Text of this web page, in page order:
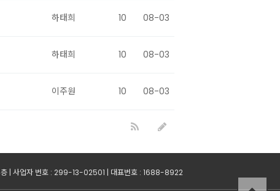
하태희 10 08-03
하태희 10 08-03
이주원 10 08-03
6층 | 사업자 번호 : 299-13-02501 | 대표번호 : 1688-8922